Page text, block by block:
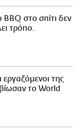
BBQ στο σπίτι δεν
τρόπο.
εργαζόμενοι της
το World